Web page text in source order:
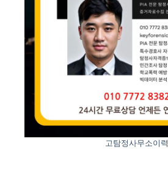
고탐정사무소이력